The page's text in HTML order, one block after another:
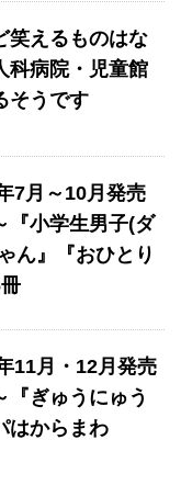
笑えるものはな
科病院・児童館
そうです
7月～10月発売
『小学生男子(ダ
ん』『おひとり
11月・12月発売
『ぎゅうにゅう
はからまわ